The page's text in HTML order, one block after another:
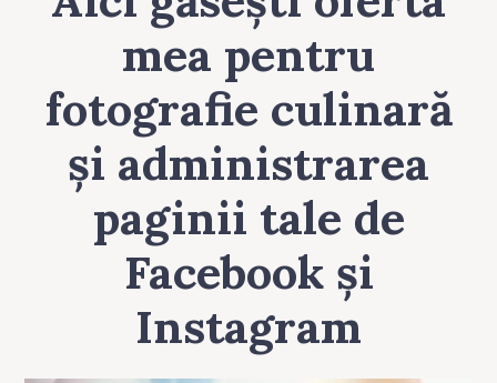
mea pentru
fotografie culinară
și administrarea
paginii tale de
Facebook și
Instagram